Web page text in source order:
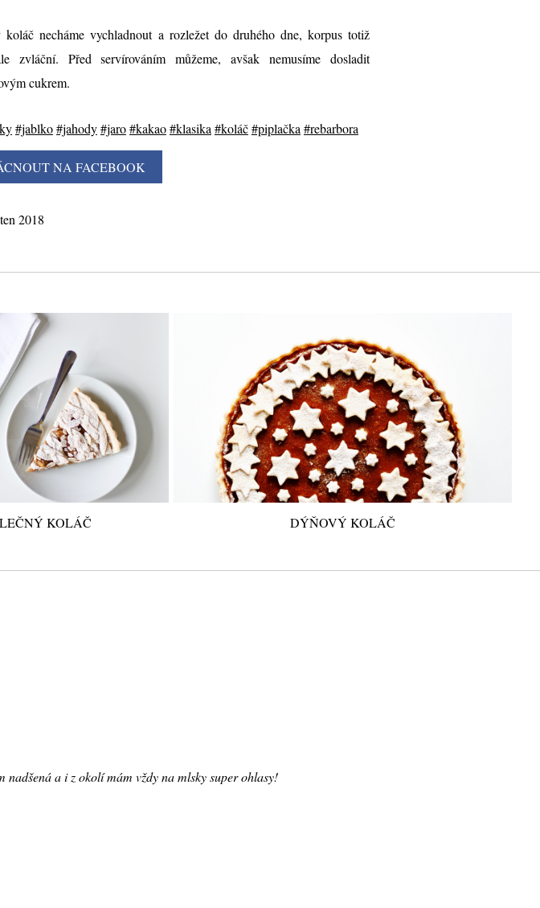
koláč necháme vychladnout a rozležet do druhého dne, korpus totiž
zvláční. Před servírováním můžeme, avšak nemusíme dosladit
cukrem.
#jablko#jahody#jaro#kakao#klasika #koláč#piplačka #rebarbora
2018
KOLÁČ DÝŇOVÝ KOLÁČ
nadšená a i z okolí mám vždy na mlsky super ohlasy!